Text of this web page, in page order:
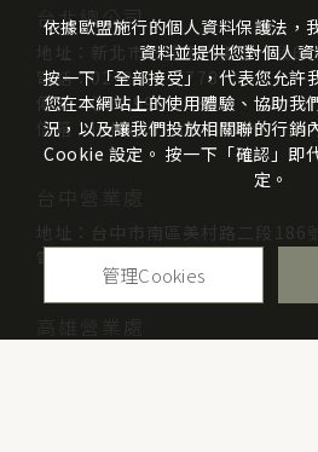
台北總公司
地址：新北市三重區光復路一段
電話：02-2999-7778
傳真：02-2999-9895
信箱：info@mcsists.com
依據歐盟施行的個人資料保護法，
資料並提供您對個人資
按一下「全部接受」，代表您允許
您在本網站上的使用體驗、協助我
況，以及讓我們投放相關聯的行銷
Cookie 設定。 按一下「確認」即
定。
管理Cookies